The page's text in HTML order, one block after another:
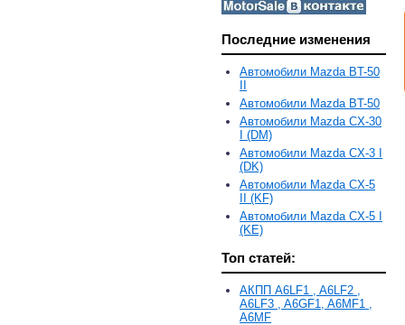
Последние изменения
Автомобили Mazda BT-50
Автомобили Mazda BT-50
Автомобили Mazda CX-30
I (DM)
Автомобили Mazda CX-3 I
(DK)
Автомобили Mazda CX-5
II (KF)
Автомобили Mazda CX-5 I
(KE)
Топ статей:
АКПП A6LF1 , A6LF2 ,
A6LF3 , A6GF1, A6MF1 ,
A6MF